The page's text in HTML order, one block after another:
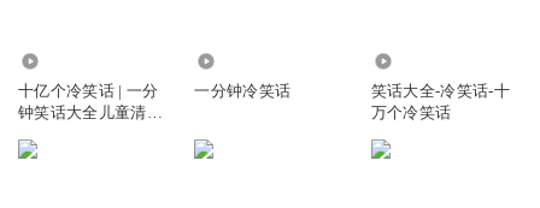
回复 2022-12-17
回复 @祺祺妈妈故事花园 四只耳朵
十亿个冷笑话 | 一分
钟笑话大全儿童清新
一分钟冷笑话
笑话大全-冷笑话-十
万个冷笑话